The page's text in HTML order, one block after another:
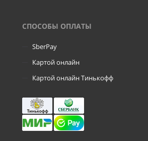
CПОСОБЫ ОПЛАТЫ
SberPay
Картой онлайн
Картой онлайн Тинькофф